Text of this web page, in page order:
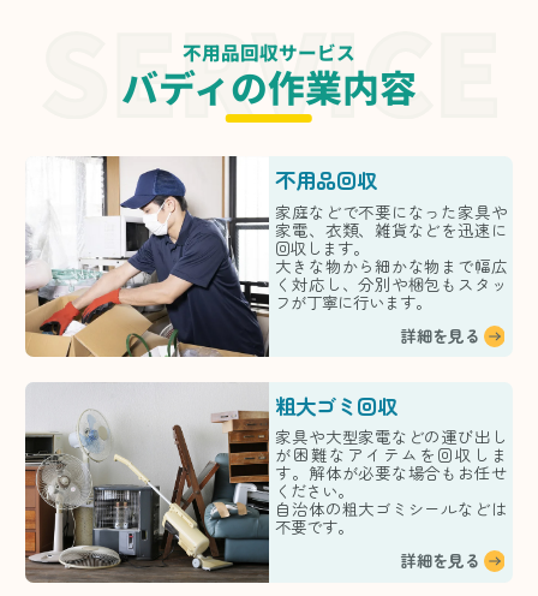
不用品回収サービス
バディの作業内容
不用品回収
家庭などで不要になった家具や
家電、衣類、雑貨などを迅速に
回収します。
大きな物から細かな物まで幅広
く対応し、分別や梱包もスタッ
フが丁寧に行います。
詳細を見る
粗大ゴミ回収
家具や大型家電などの運び出し
が困難なアイテムを回収しま
す。解体が必要な場合もお任せ
ください。
自治体の粗大ゴミシールなどは
不要です。
詳細を見る